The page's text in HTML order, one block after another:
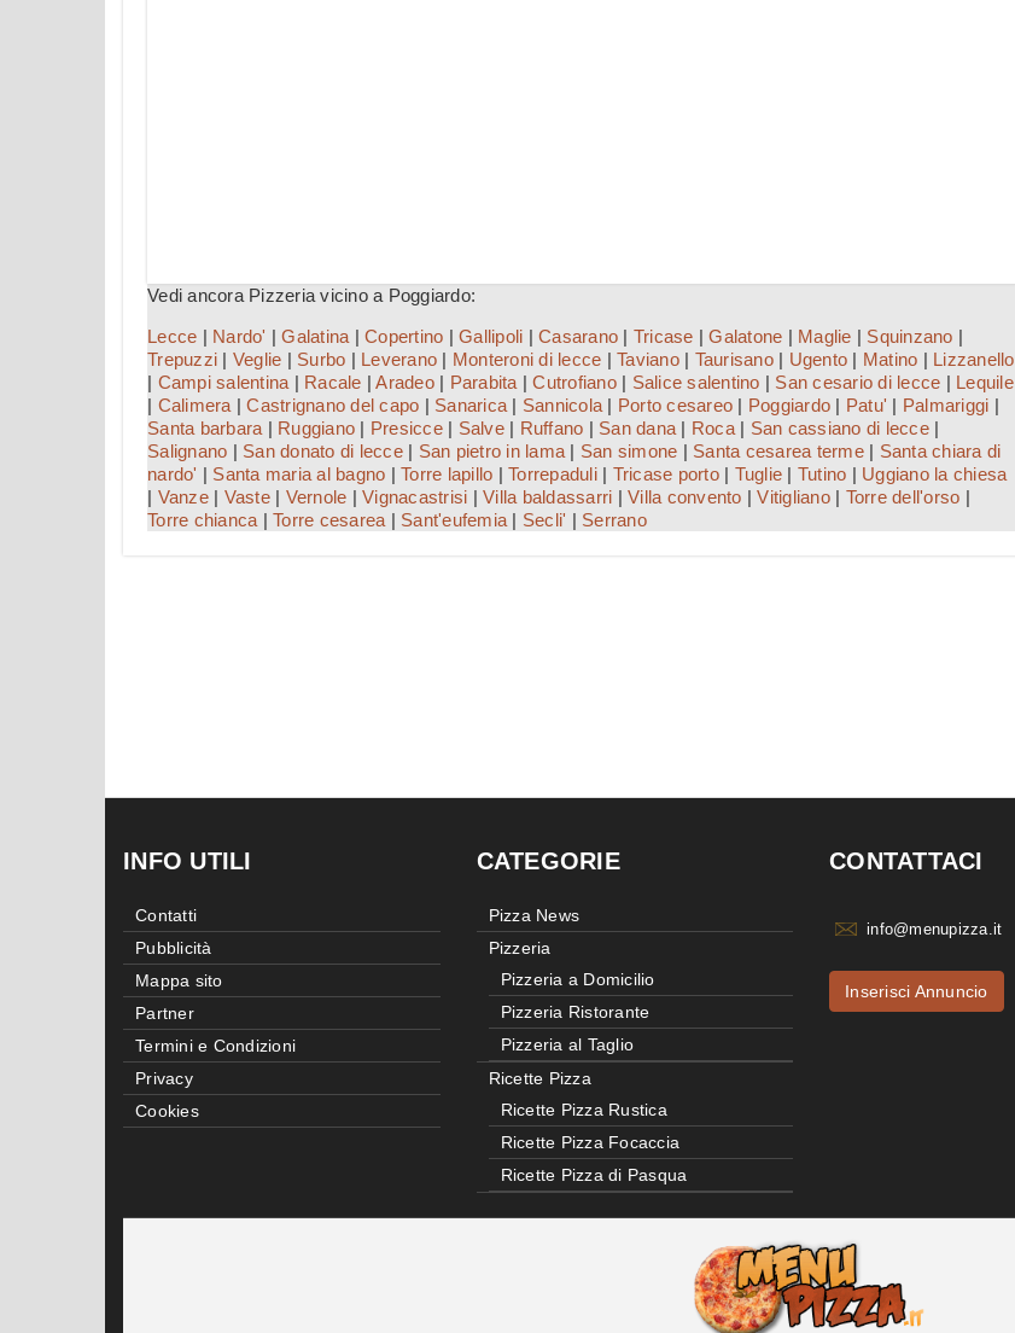
Vedi ancora Pizzeria vicino a Poggiardo:
Lecce | Nardo' |Galatina | Copertino | Gallipoli | Casarano | Tricase |Galatone | Maglie | Squinzano |
Trepuzzi | Veglie | Surbo | Leverano | Monteroni di lecce | Taviano| Taurisano| Ugento | Matino | Lizzanello
| Campi salentina | Racale |Aradeo| Parabita |Cutrofiano| Salice salentino | San cesario di lecce | Lequile
| Calimera |Castrignano del capo | Sanarica | Sannicola | Porto cesareo | Poggiardo | Patu' | Palmariggi |
Santa barbara | Ruggiano | Presicce| Salve| Ruffano | San dana | Roca| San cassiano di lecce|
Salignano | San donato di lecce| San pietro in lama | San simone | Santa cesarea terme| Santa chiara di
nardo' | Santa maria al bagno | Torre lapillo | Torrepaduli| Tricase porto| Tuglie | Tutino | Uggiano la chiesa
| Vanze| Vaste| Vernole | Vignacastrisi | Villa baldassarri | Villa convento |Vitigliano| Torre dell'orso |
Torre chianca | Torre cesarea | Sant'eufemia | Secli' | Serrano
INFO UTILI
Contatti
Pubblicità
Mappa sito
Partner
Termini e Condizioni
Privacy
Cookies
CATEGORIE
Pizza News
Pizzeria
Pizzeria a Domicilio
Pizzeria Ristorante
Pizzeria al Taglio
Ricette Pizza
Ricette Pizza Rustica
Ricette Pizza Focaccia
Ricette Pizza di Pasqua
CONTATTACI
info@menupizza.it
Inserisci Annuncio